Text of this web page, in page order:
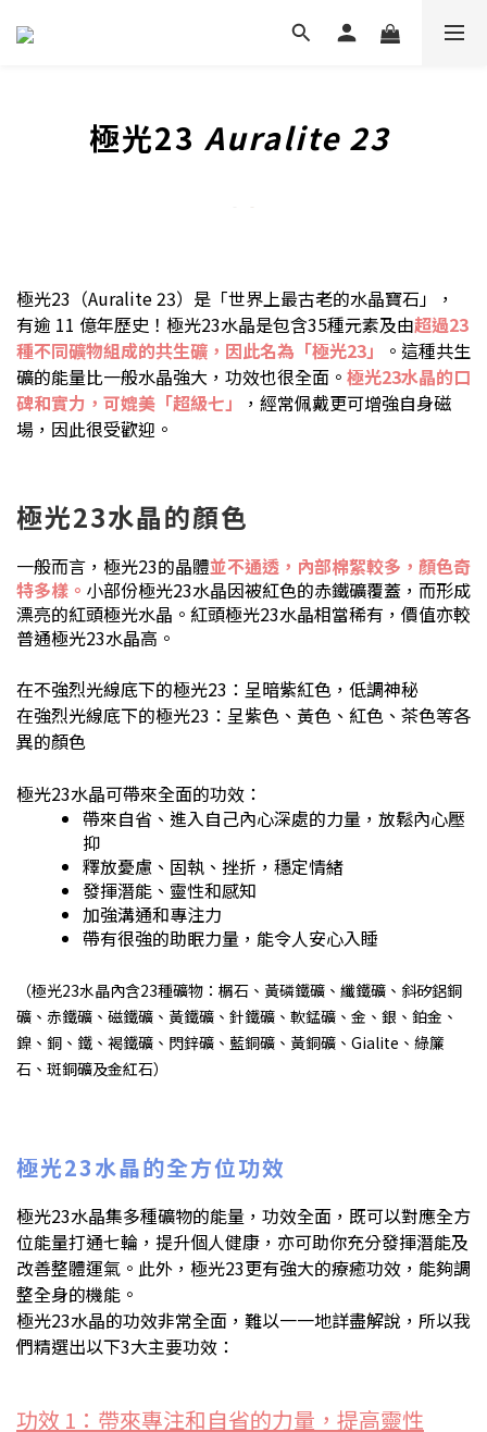
極光23 Auralite 23
極光23（Auralite 23）是「世界上最古老的水晶寶石」，
有逾 11 億年歷史！極光23水晶是包含35種元素及由超過23
種不同礦物組成的共生礦，因此名為「極光23」
。這種共生
礦的能量比一般水晶強大，功效也很全面。 極光23水晶的口
碑和實力，可媲美「超級七」
，經常佩戴更可增強自身磁
場，因此很受歡迎。
極光23水晶的顏色
一般而言，極光23的晶體並不通透，內部棉絮較多，顏色奇
特多樣。 小部份極光23水晶因被紅色的赤鐵礦覆蓋，而形成
漂亮的紅頭極光水晶。紅頭極光23水晶相當稀有，價值亦較
普通極光23水晶高。
在不強烈光線底下的極光23：呈暗紫紅色，低調神秘
在強烈光線底下的極光23：呈紫色、黃色、紅色、茶色等各
異的顏色
極光23水晶可帶來全面的功效：
帶來自省、進入自己內心深處的力量，放鬆內心壓
抑
釋放憂慮、固執、挫折，穩定情緒
發揮潛能、靈性和感知
加強溝通和專注力
帶有很強的助眠力量，能令人安心入睡
（極光23水晶內含23種礦物：榍石、黃磷鐵礦、纖鐵礦、斜矽鋁銅
礦、赤鐵礦、磁鐵礦、黃鐵礦、針鐵礦、軟錳礦、金、銀、鉑金、
鎳、銅、鐵、褐鐵礦、閃鋅礦、藍銅礦、黃銅礦、Gialite、綠簾
石、斑銅礦及金紅石）
極光23水晶的全方位功效
極光23水晶集多種礦物的能量，功效全面，既可以對應全方
位能量打通七輪，提升個人健康，亦可助你充分發揮潛能及
改善整體運氣。此外，極光23更有強大的療癒功效，能夠調
整全身的機能。
極光23水晶的功效非常全面，難以一一地詳盡解說，所以我
們精選出以下3大主要功效：
功效 1：帶來專注和自省的力量，提高靈性